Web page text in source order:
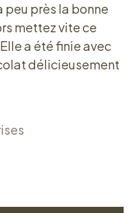
près la bonne
mettez vite ce
a été finie avec
délicieusement